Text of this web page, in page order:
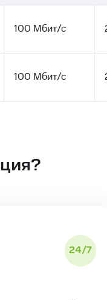
100 Мбит/с
100 Мбит/с
24/7